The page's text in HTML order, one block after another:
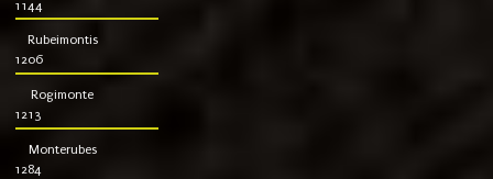
1144
Rubeimontis
1206
Rogimonte
1213
Monterubes
1284